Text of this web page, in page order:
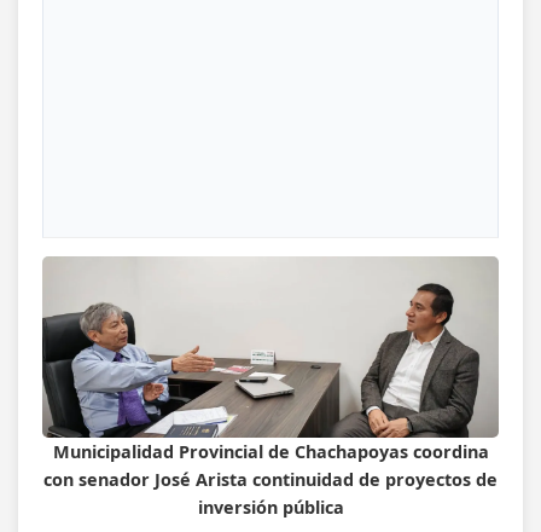
Municipalidad Provincial de Chachapoyas coordina
con senador José Arista continuidad de proyectos de
inversión pública